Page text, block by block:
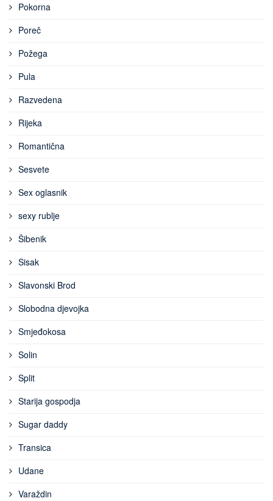
Pokorna
Poreč
Požega
Pula
Razvedena
Rijeka
Romantična
Sesvete
Sex oglasnik
sexy rublje
Šibenik
Sisak
Slavonski Brod
Slobodna djevojka
Smjeđokosa
Solin
Split
Starija gospodja
Sugar daddy
Transica
Udane
Varaždin